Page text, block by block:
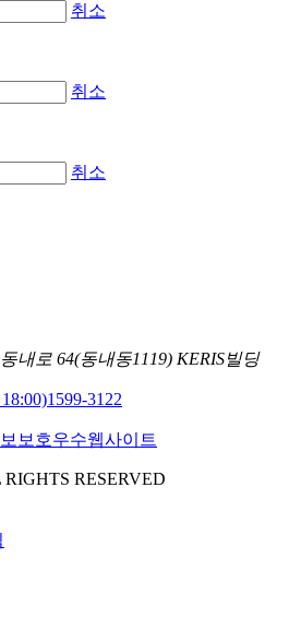
취소
취소
취소
내로 64(동내동1119) KERIS빌딩
1599-3122
RESERVED